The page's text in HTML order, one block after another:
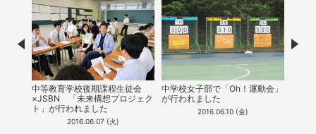
中等教育学校後期課程生徒会
×JSBN 「未来構想プロジェク
ト」が行われました
2016.06.07 (火)
中学校女子部で「Oh！運動会」
が行われました
2016.06.10 (金)
Prev